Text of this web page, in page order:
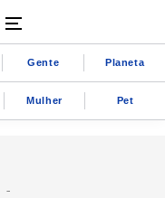
Gente Planeta
Mulher Pet